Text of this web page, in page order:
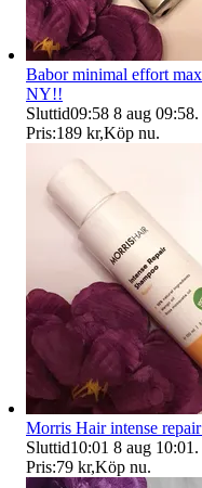
Babor minimal effort
NY!!
Sluttid09:58 8 aug 09:58.
Pris:189 kr,Köp nu.
Morris Hair intense
Sluttid10:01 8 aug 10:01 .
Pris:79 kr,Köp nu.